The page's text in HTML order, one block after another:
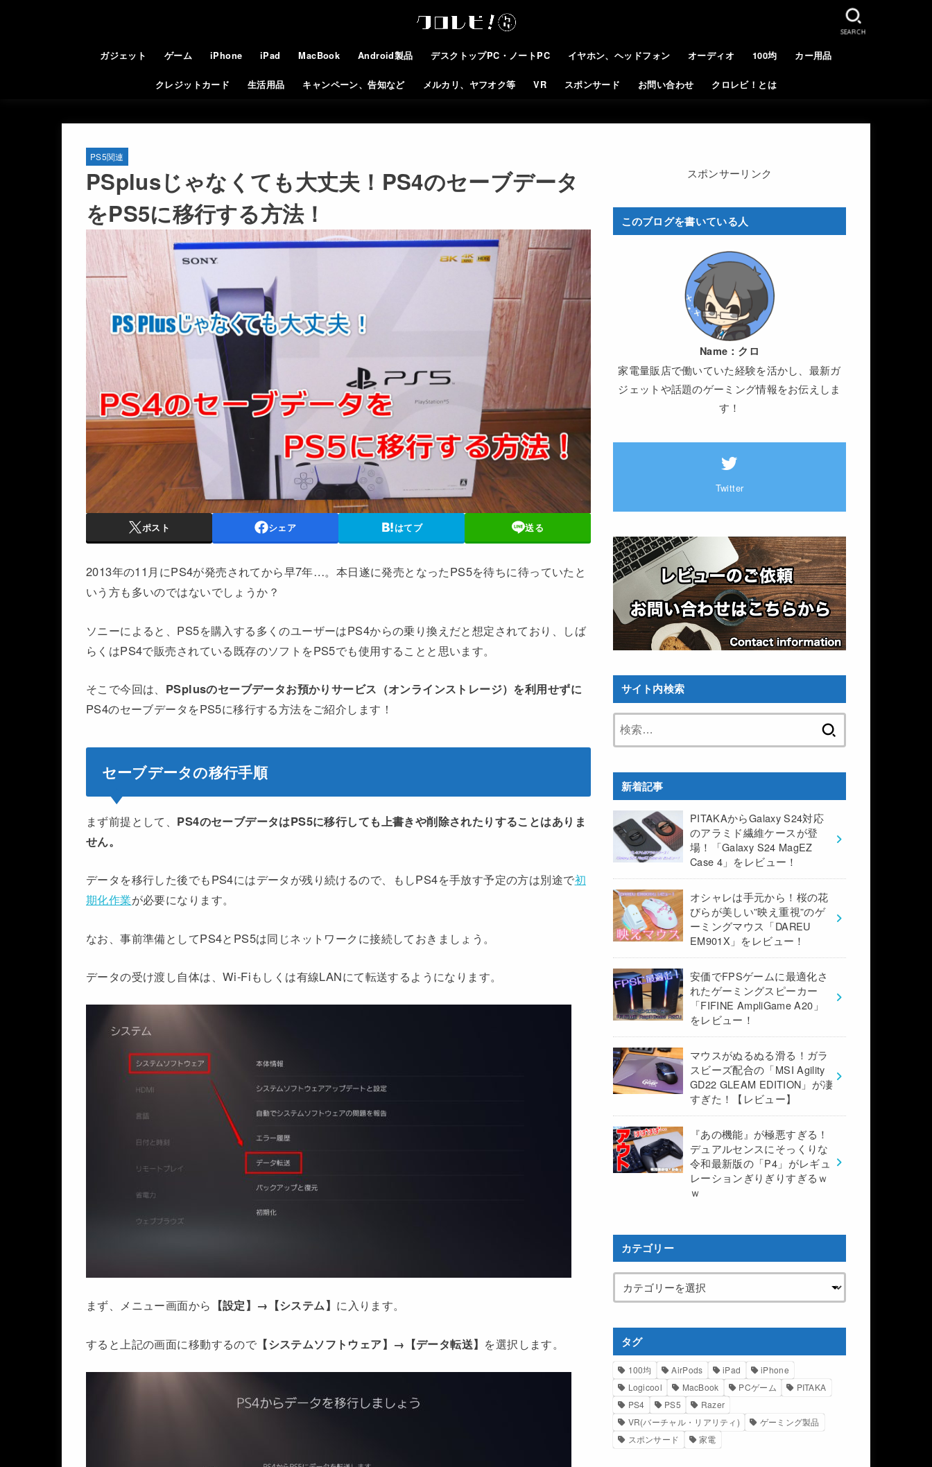
ガジェット ゲーム iPhone iPad MacBook Android製品 デスクトップPC・ノートPC イヤホン、ヘッドフォン オーディオ 100均 カー用品
クレジットカード 生活用品 キャンペーン、告知など メルカリ、ヤフオク等 VR スポンサード お問い合わせ クロレビ！とは
SEARCH
PS5関連
PSplusじゃなくても大丈夫！PS4のセーブデータ
をPS5に移行する方法！
ポスト シェア はてブ 送る
2013年の11月にPS4が発売されてから早7年…。本日遂に発売となったPS5を待ちに待っていたと
いう方も多いのではないでしょうか？
ソニーによると、PS5を購入する多くのユーザーはPS4からの乗り換えだと想定されており、しば
らくはPS4で販売されている既存のソフトをPS5でも使用することと思います。
そこで今回は、 PSplusのセーブデータお預かりサービス（オンラインストレージ）を利用せずに
PS4のセーブデータをPS5に移行する方法をご紹介します！
セーブデータの移行手順
まず前提として、 PS4のセーブデータはPS5に移行しても上書きや削除されたりすることはありま
せん。
データを移行した後でもPS4にはデータが残り続けるので、もしPS4を手放す予定の方は別途で初
期化作業が必要になります。
なお、事前準備としてPS4とPS5は同じネットワークに接続しておきましょう。
データの受け渡し自体は、Wi-Fiもしくは有線LANにて転送するようになります。
まず、メニュー画面から 【設定】→【システム】 に入ります。
すると上記の画面に移動するので 【システムソフトウェア】→【データ転送】 を選択します。
スポンサーリンク
このブログを書いている人
Name： クロ
家電量販店で働いていた経験を活かし、最新ガ
ジェットや話題のゲーミング情報をお伝えしま
す！
Twitter
サイト内検索
新着記事
PITAKAからGalaxy S24対応
のアラミド繊維ケースが登
場！「Galaxy S24 MagEZ
Case 4」をレビュー！
オシャレは手元から！桜の花
びらが美しい”映え重視”のゲ
ーミングマウス「DAREU
EM901X」をレビュー！
安価でFPSゲームに最適化さ
れたゲーミングスピーカー
「FIFINE AmpliGame A20」
をレビュー！
マウスがぬるぬる滑る！ガラ
スビーズ配合の「MSI Agility
GD22 GLEAM EDITION」が凄
すぎた！【レビュー】
『あの機能』が極悪すぎる！
デュアルセンスにそっくりな
令和最新版の「P4」がレギュ
レーションぎりぎりすぎるｗ
ｗ
カテゴリー
タグ
100均 AirPods iPad
iPhone
Logicool
MacBook PCゲーム
PITAKA
PS4
PS5
Razer
VR(バーチャル・リアリティ)
ゲーミング製品
スポンサード
家電